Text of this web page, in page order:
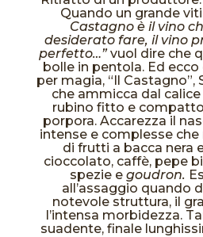
Quando un grande
Castagno è il vino
desiderato fare, il vino
perfetto…”vuol dire che
bolle in pentola. Ed
per magia, “Il Castagno”,
che ammicca dal
rubino fitto e
porpora. Accarezza il
intense e complesse
di frutti a bacca nera
cioccolato, caffè, pepe
spezie e goudron.
all’assaggio quando
notevole struttura, il
l’intensa morbidezza.
suadente, finale